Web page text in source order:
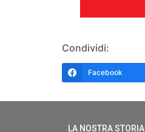
Condividi:
Facebook
LA NOSTRA STORIA